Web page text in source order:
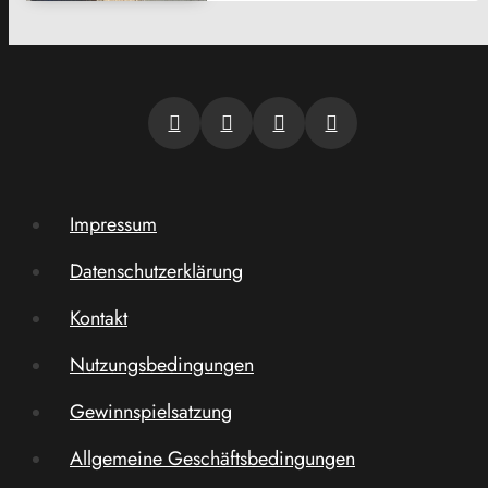
Impressum
Datenschutzerklärung
Kontakt
Nutzungsbedingungen
Gewinnspielsatzung
Allgemeine Geschäftsbedingungen